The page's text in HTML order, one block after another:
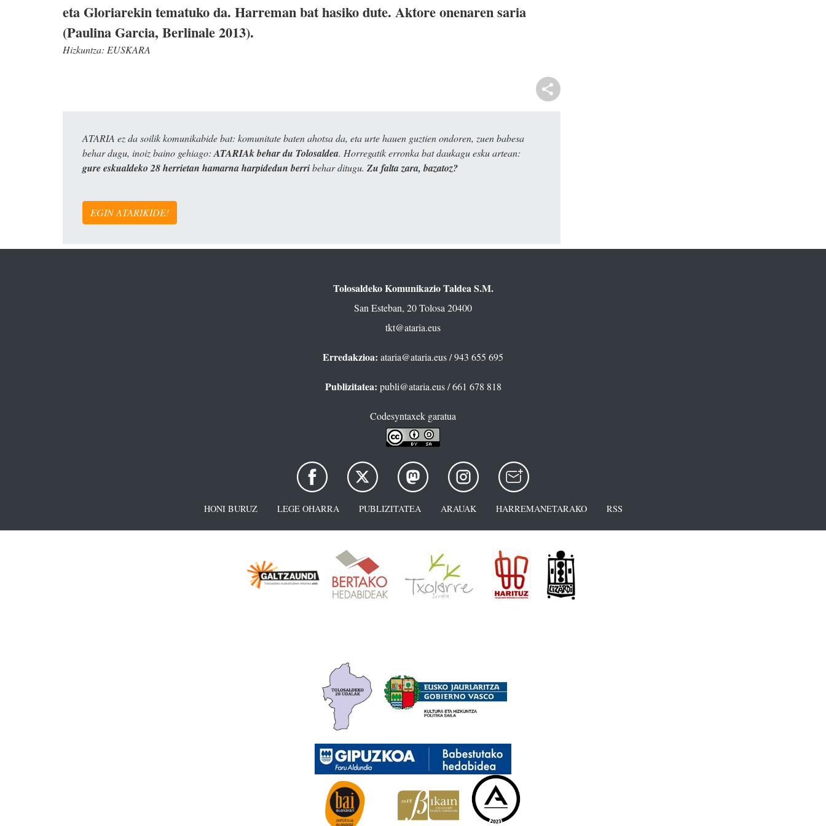
eta Gloriarekin tematuko da. Harreman bat hasiko dute. Aktore onenaren saria
(Paulina Garcia, Berlinale 2013).
Hizkuntza: EUSKARA
ATARIA ez da soilik komunikabide bat: komunitate baten ahotsa da, eta urte hauen guztien ondoren, zuen babesa
behar dugu, inoiz baino gehiago:ATARIAk behar du Tolosaldea. Horregatik erronka bat daukagu esku artean:
gure eskualdeko 28 herrietan hamarna harpidedun berribehar ditugu. Zu falta zara, bazatoz?
EGIN ATARIKIDE!
Tolosaldeko Komunikazio Taldea S.M.
San Esteban, 20 Tolosa 20400
tkt@ataria.eus
Erredakzioa: ataria@ataria.eus/ 943 655 695
Publizitatea: publi@ataria.eus/ 661 678 818
Codesyntaxek garatua
HONI BURUZ LEGE OHARRA PUBLIZITATEA ARAUAK HARREMANETARAKO RSS